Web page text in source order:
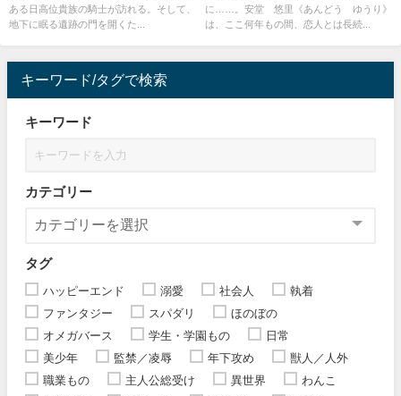
ある日高位貴族の騎士が訪れる。そして、
地下に眠る遺跡の門を開くた...
に……。安堂 悠里《あんどう ゆうり》
は、ここ何年もの間、恋人とは長続...
キーワード/タグで検索
キーワード
カテゴリー
タグ
ハッピーエンド 溺愛 社会人
執着
ファンタジー
スパダリ
ほのぼの
オメガバース
学生・学園もの
日常
美少年
監禁／凌辱 年下攻め
獣人／人外
職業もの
主人公総受け 異世界
わんこ